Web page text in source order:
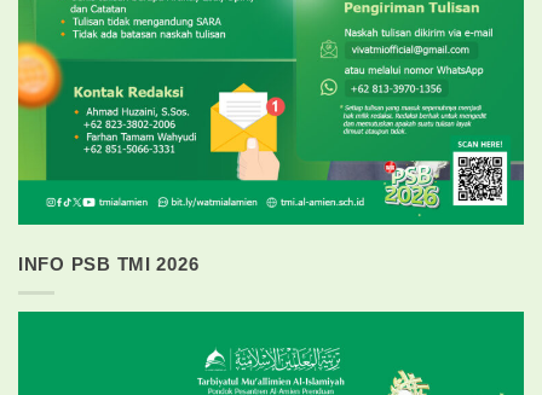
INFO PSB TMI 2026